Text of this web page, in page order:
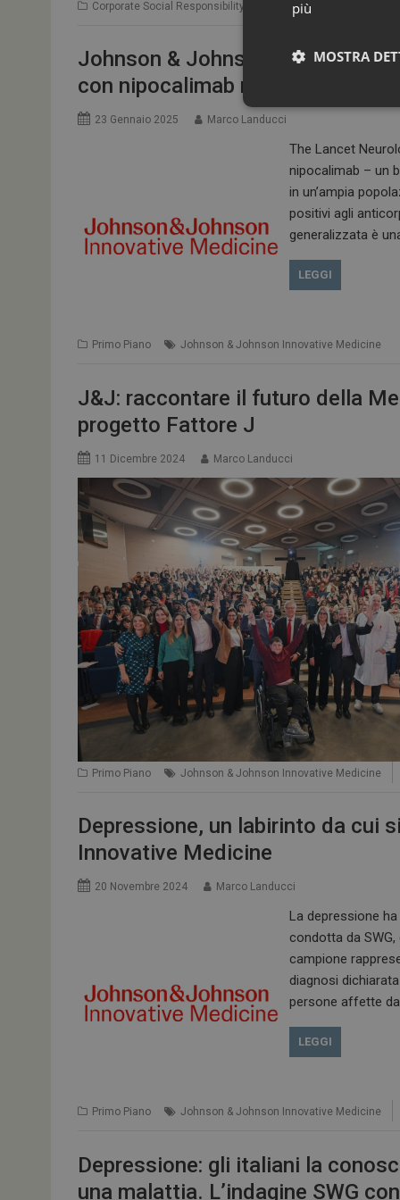
Corporate Social Responsibility Johnson & Johnson
Johnson & Johnson Innovative
con nipocalimab nella miastenia
23 Gennaio 2025 Marco Landucci
The Lancet
nipocalimab – un
in un’ampia
positivi agli
generalizzata è
LEGGI
Primo Piano Johnson & Johnson Innovative Medicine
J&J: raccontare il futuro della
progetto Fattore J
11 Dicembre 2024 Marco Landucci
Primo Piano Johnson & Johnson Innovative Medicine
Depressione, un labirinto da cui
Innovative Medicine
20 Novembre 2024 Marco Landucci
La depressione
condotta da
campione
diagnosi
persone affette
LEGGI
Primo Piano Johnson & Johnson Innovative Medicine
Depressione: gli italiani la
una malattia. L’indagine SWG
più
MOSTRA
I cookie necessari
e l'accesso alle aree
PHPSESSID
tracking-sites-
ironfish-session-id
ARRAffinity
_ga_Z2VT792F98
ironfish-tracking-
enable
NOME
__Secure-
tracking-sites-
tracking-named-